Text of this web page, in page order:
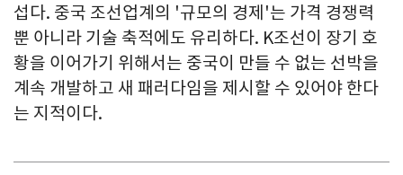
섭다. 중국 조선업계의 '규모의 경제'는 가격 경쟁력
뿐 아니라 기술 축적에도 유리하다. K조선이 장기 호
황을 이어가기 위해서는 중국이 만들 수 없는 선박을
계속 개발하고 새 패러다임을 제시할 수 있어야 한다
는 지적이다.